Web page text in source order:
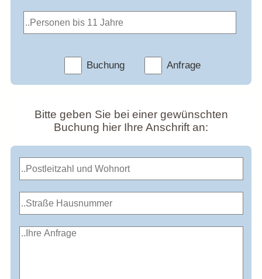
Buchung Anfrage
Bitte geben Sie bei einer gewünschten
Buchung hier Ihre Anschrift an: